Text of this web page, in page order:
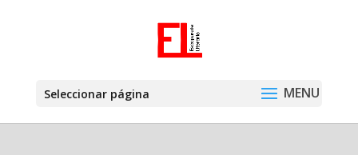
Seleccionar página